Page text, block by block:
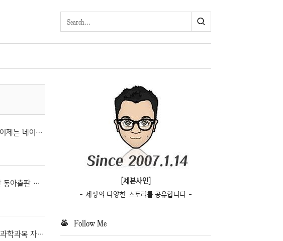
동아출판 서포터즈 20기 모집, 이제는 네이버 동아맘카페에서~
아이들의 계획적인 하루를 위한 동아출판 초등 습관 노트
초등과학문제집 백점과학으로 과학과목 자신있게 시작하기
[세븐사인]
- 세상의 다양한 스토리를 공유합니다 -
Follow Me